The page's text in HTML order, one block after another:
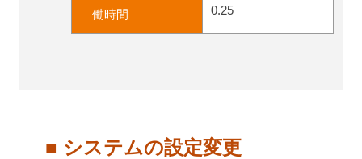
0.25
働時間
■ システムの設定変更